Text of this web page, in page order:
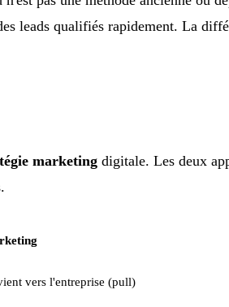
leads qualifiés rapidement. La
marketing digitale. Les deux
vers l'entreprise (pull)